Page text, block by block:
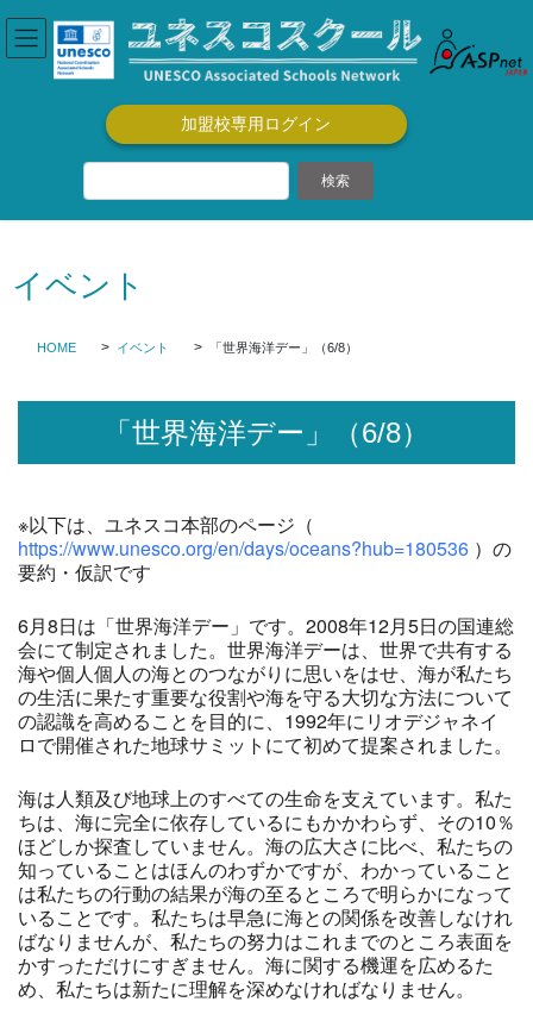
ン
テ
ビ
ゲ
加盟校専用ログイン
イベント
HOME イベント 「世界海洋デー」（6/8）
「世界海洋デー」（6/8）
※以下は、ユネスコ本部のページ（
https://www.unesco.org/en/days/oceans?hub=180536 ）の
要約・仮訳です
6月8日は「世界海洋デー」です。2008年12月5日の国連総
会にて制定されました。世界海洋デーは、世界で共有する
海や個人個人の海とのつながりに思いをはせ、海が私たち
の生活に果たす重要な役割や海を守る大切な方法について
の認識を高めることを目的に、1992年にリオデジャネイ
ロで開催された地球サミットにて初めて提案されました。
海は人類及び地球上のすべての生命を支えています。私た
ちは、海に完全に依存しているにもかかわらず、その10％
ほどしか探査していません。海の広大さに比べ、私たちの
知っていることはほんのわずかですが、わかっていること
は私たちの行動の結果が海の至るところで明らかになって
いることです。私たちは早急に海との関係を改善しなけれ
ばなりませんが、私たちの努力はこれまでのところ表面を
かすっただけにすぎません。海に関する機運を広めるた
め、私たちは新たに理解を深めなければなりません。